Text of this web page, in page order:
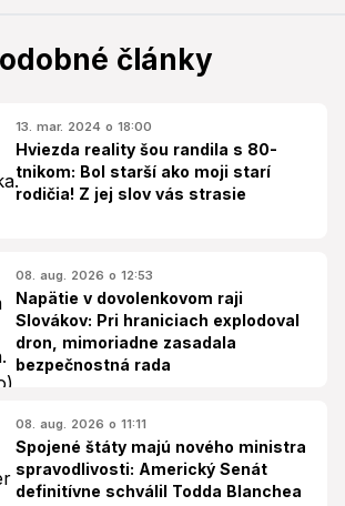
články
13. mar. 2024 o 18:00
Hviezda reality šou randila s 80-
tnikom: Bol starší ako moji starí
rodičia! Z jej slov vás strasie
08. aug. 2026 o 12:53
Napätie v dovolenkovom raji
Slovákov: Pri hraniciach explodoval
dron, mimoriadne zasadala
bezpečnostná rada
08. aug. 2026 o 11:11
Spojené štáty majú nového ministra
spravodlivosti: Americký Senát
definitívne schválil Todda Blanchea